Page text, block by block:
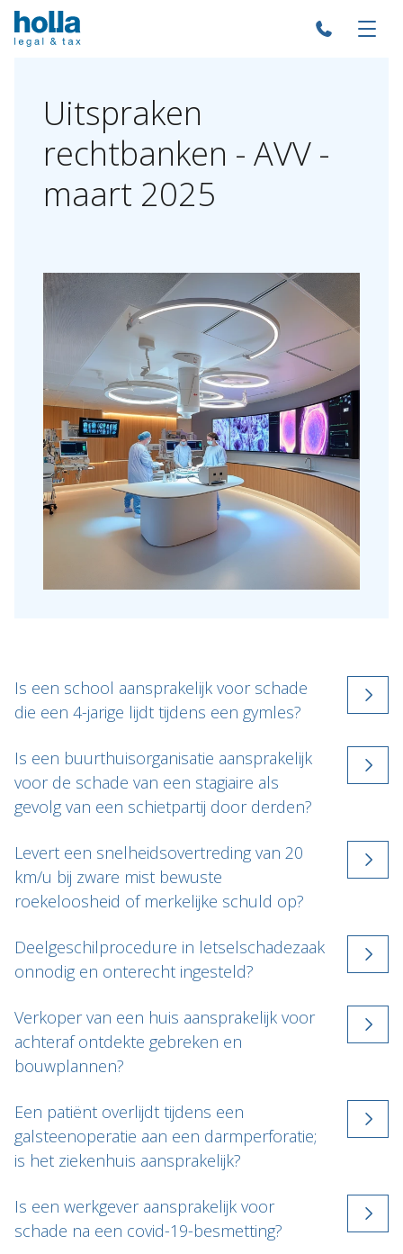
Over Holla
Onze mensen
Expertises
Topics
Internationaal
Nieuws
FR
Uitspraken
rechtbanken - AVV -
maart 2025
Is een school aansprakelijk voor schade
die een 4-jarige lijdt tijdens een gymles?
Is een buurthuisorganisatie aansprakelijk
voor de schade van een stagiaire als
gevolg van een schietpartij door derden?
Levert een snelheidsovertreding van 20
km/u bij zware mist bewuste
roekeloosheid of merkelijke schuld op?
Deelgeschilprocedure in letselschadezaak
onnodig en onterecht ingesteld?
Verkoper van een huis aansprakelijk voor
achteraf ontdekte gebreken en
bouwplannen?
Een patiënt overlijdt tijdens een
galsteenoperatie aan een darmperforatie;
is het ziekenhuis aansprakelijk?
Is een werkgever aansprakelijk voor
schade na een covid-19-besmetting?